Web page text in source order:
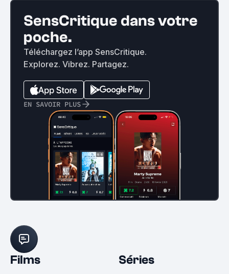
SensCritique dans votre
poche.
Téléchargez l’app SensCritique.
Explorez. Vibrez. Partagez.
EN SAVOIR PLUS
Films Séries